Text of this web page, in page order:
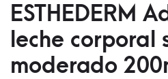
ESTHEDERM
leche corporal
moderado